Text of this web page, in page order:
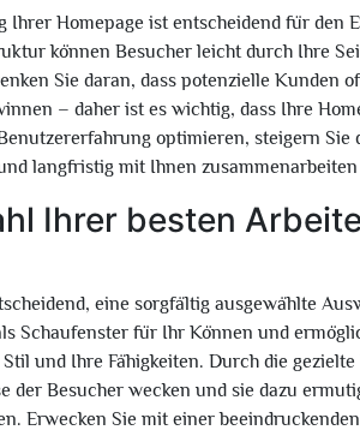
Homepage ist entscheidend für den
können Besucher leicht durch Ihre
Sie daran, dass potenzielle Kunden
– daher ist es wichtig, dass Ihre
optimieren, steigern Sie
langfristig mit Ihnen
Ihrer besten
eine sorgfältig ausgewählte
Schaufenster für Ihr Können und
und Ihre Fähigkeiten. Durch die gezielte
der Besucher wecken und sie dazu
Erwecken Sie mit einer